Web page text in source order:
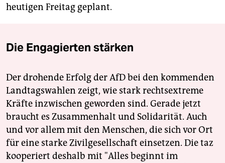
heutigen Freitag geplant.
Die Engagierten stärken
Der drohende Erfolg der AfD bei den kommenden
Landtagswahlen zeigt, wie stark rechtsextreme
Kräfte inzwischen geworden sind. Gerade jetzt
braucht es Zusammenhalt und Solidarität. Auch
und vor allem mit den Menschen, die sich vor Ort
für eine starke Zivilgesellschaft einsetzen. Die taz
kooperiert deshalb mit "Alles beginnt im